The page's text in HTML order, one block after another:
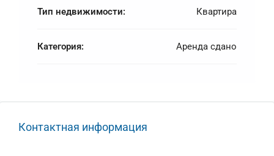
Тип недвижимости: Квартира
Категория: Аренда сдано
Контактная информация